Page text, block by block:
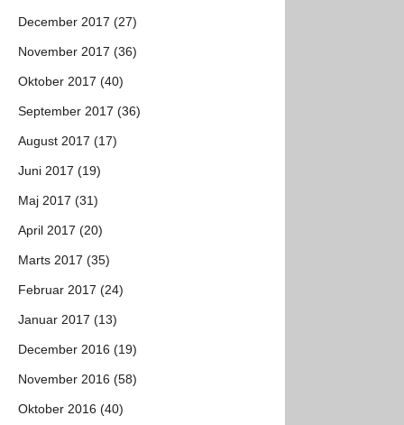
December 2017 (27)
November 2017 (36)
Oktober 2017 (40)
September 2017 (36)
August 2017 (17)
Juni 2017 (19)
Maj 2017 (31)
April 2017 (20)
Marts 2017 (35)
Februar 2017 (24)
Januar 2017 (13)
December 2016 (19)
November 2016 (58)
Oktober 2016 (40)